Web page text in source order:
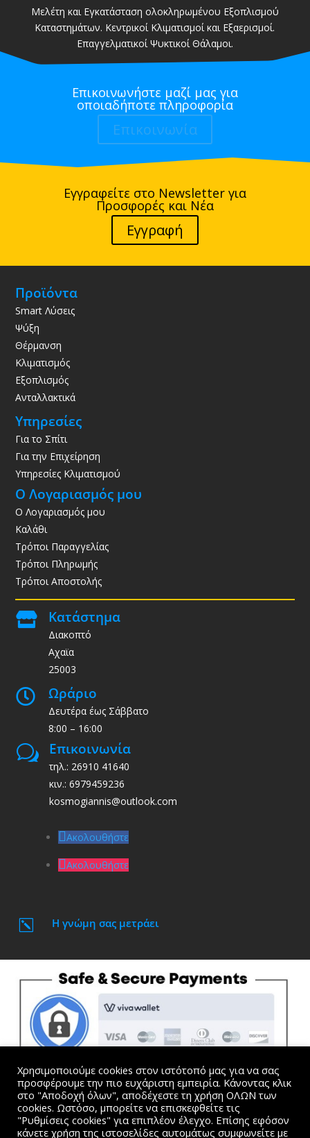
Μελέτη και Εγκατάσταση ολοκληρωμένου Εξοπλισμού
Καταστημάτων. Κεντρικοί Κλιματισμοί και Εξαερισμοί.
Επαγγελματικοί Ψυκτικοί Θάλαμοι.
Επικοινωνήστε μαζί μας για
οποιαδήποτε πληροφορία
Επικοινωνία
Εγγραφείτε στο Newsletter για
Προσφορές και Νέα
Εγγραφή
Προϊόντα
Smart Λύσεις
Ψύξη
Θέρμανση
Κλιματισμός
Εξοπλισμός
Ανταλλακτικά
Υπηρεσίες
Για το Σπίτι
Για την Επιχείρηση
Υπηρεσίες Κλιματισμού
Ο Λογαριασμός μου
Ο Λογαριασμός μου
Καλάθι
Τρόποι Παραγγελίας
Τρόποι Πληρωμής
Τρόποι Αποστολής
 Κατάστημα
Διακοπτό
Αχαϊα
25003
 Ωράριο
Δευτέρα έως Σάββατο
8:00 – 16:00
w Επικοινωνία
τηλ.: 26910 41640
κιν.: 6979459236
kosmogiannis@outlook.com
Ακολουθήστε
Ακολουθήστε
k Η γνώμη σας μετράει
Όλες οι τιμές συμπεριλαμβάνουν Φ.Π.Α. | Όροι
Χρησιμοποιούμε cookies στον ιστότοπό μας για να σας
προσφέρουμε την πιο ευχάριστη εμπειρία. Κάνοντας κλικ
στο "Αποδοχή όλων", αποδέχεστε τη χρήση ΟΛΩΝ των
cookies. Ωστόσο, μπορείτε να επισκεφθείτε τις
"Ρυθμίσεις cookies" για επιπλέον έλεγχο. Επίσης εφόσον
κάνετε χρήση της ιστοσελίδες αυτομάτως συμφωνείτε με